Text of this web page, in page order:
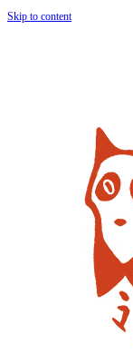
Skip to content